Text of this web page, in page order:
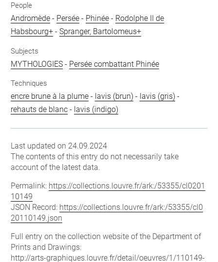
People
Andromède - Persée - Phinée - Rodolphe II de
Habsbourg+ -Spranger, Bartolomeus+
Subjects
MYTHOLOGIES - Persée combattant Phinée
Techniques
encre brune à la plume - lavis (brun) - lavis (gris) -
rehauts de blanc - lavis (indigo)
Last updated on 24.09.2024
The contents of this entry do not necessarily take
account of the latest data.
Permalink: https://collections.louvre.fr/ark:/53355/cl0201
10149
JSON Record: https://collections.louvre.fr/ark:/53355/cl0
20110149.json
Full entry on the collection website of the Department of
Prints and Drawings:
http://arts-graphiques.louvre.fr/detail/oeuvres/1/110149-